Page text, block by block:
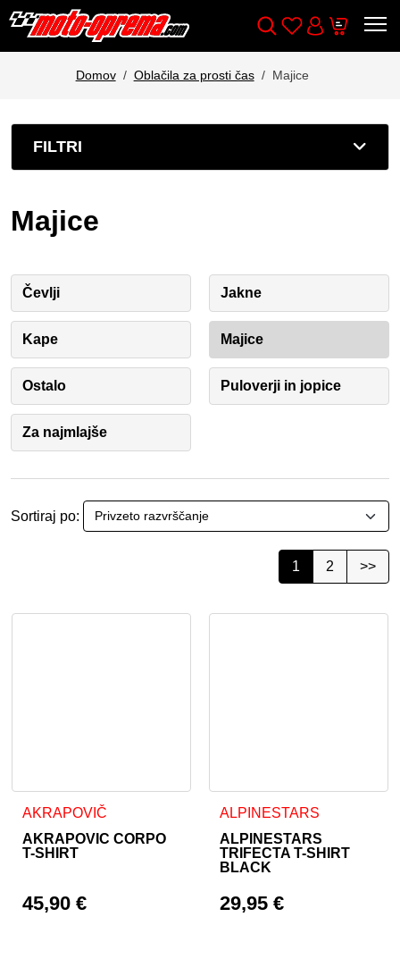
Wishlist
Cart
Domov Oblačila za prosti čas Majice
FILTRI
Majice
Čevlji Jakne
Kape Majice
Ostalo Puloverji in jopice
Za najmlajše
Sortiraj po:
1 2 >>
AKRAPOVIČ
AKRAPOVIC CORPO
T-SHIRT
45,90€
Ta izdelek ima več različic. Možnosti lahko izberete na
ALPINESTARS
ALPINESTARS
TRIFECTA T-SHIRT
BLACK
29,95 €
Ta izdelek ima več različic.